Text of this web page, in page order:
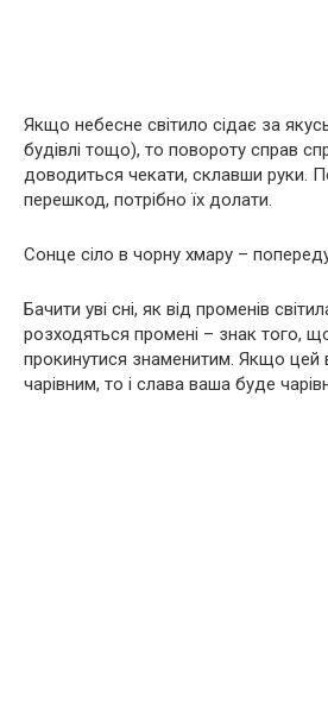
Якщо небесне світило сідає за
будівлі тощо), то повороту справ
доводиться чекати, склавши руки.
перешкод, потрібно їх долати.
Сонце сіло в чорну хмару –
Бачити уві сні, як від променів
розходяться промені – знак того,
прокинутися знаменитим. Якщо цей
чарівним, то і слава ваша буде